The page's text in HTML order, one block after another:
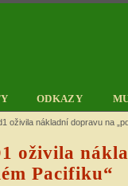
ODKAZY
oživila nákladní dopravu na
oživila
Pacifiku“